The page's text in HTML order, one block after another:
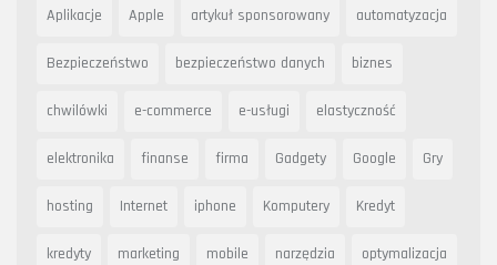
Aplikacje Apple artykuł sponsorowany automatyzacja
Bezpieczeństwo bezpieczeństwo danych biznes
chwilówki e-commerce e-usługi elastyczność
elektronika finanse firma Gadgety Google Gry
hosting Internet iphone Komputery Kredyt
kredyty marketing mobile narzędzia optymalizacja